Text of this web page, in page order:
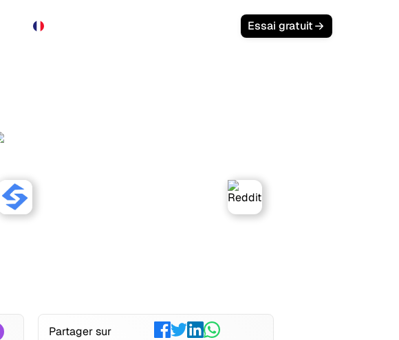
Essai gratuit
Partager sur